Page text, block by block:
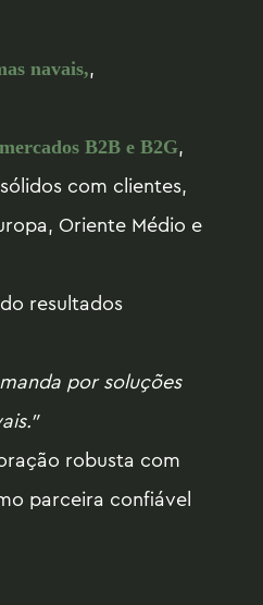
navais,,
mercados B2B e B2G,
com clientes,
Oriente Médio e
resultados
por soluções
robusta com
parceira confiável